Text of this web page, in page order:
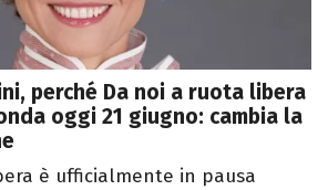
perché Da noi a ruota libera
oggi 21 giugno: cambia la
è ufficialmente in pausa